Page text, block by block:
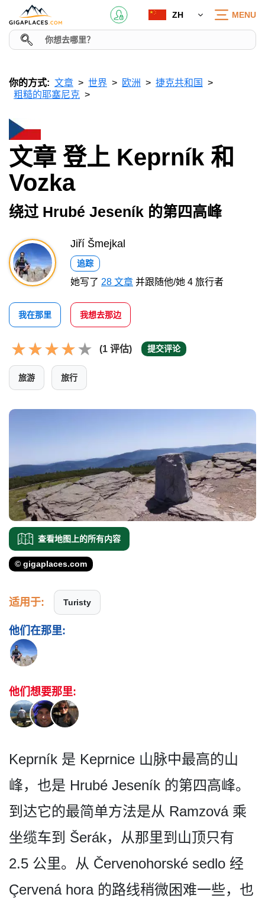
ZH MENU
你的方式: 文章 世界 欧洲
捷克共和国
粗糙的耶塞尼克
文章 登上 Keprník 和
Vozka
绕过 Hrubé Jeseník 的第四高峰
Jiří Šmejkal
追踪
她写了 28 文章 并跟随他/她 4 旅行者
我在那里 我想去那边
(1 评估) 提交评论
旅游 旅行
查看地图上的所有内容
© gigaplaces.com
适用于: Turisty
他们在那里:
他们想要那里:
Keprník 是 Keprnice 山脉中最高的山
峰，也是 Hrubé Jeseník 的第四高峰。
到达它的最简单方法是从 Ramzová 乘
坐缆车到 Šerák，从那里到山顶只有
2.5 公里。从 Červenohorské sedlo 经
Çervená hora 的路线稍微困难一些，也